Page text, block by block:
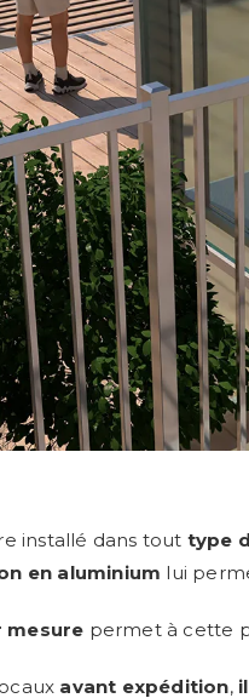
installé dans tout type
en aluminium lui
mesure permet à cette
avant expédition,il